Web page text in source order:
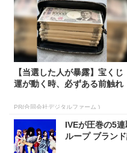
【当選した人が暴露】宝くじ
運が動く時、必ずある前触れ
PR(合同会社デジタルファーム )
IVEが圧巻の5
ループ ブラン